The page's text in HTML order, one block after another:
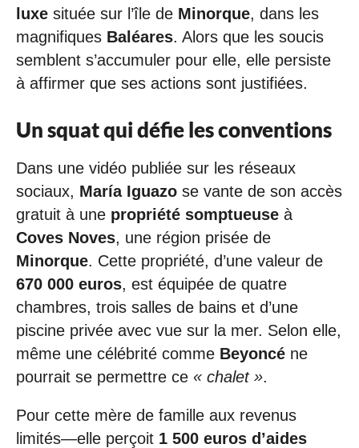
luxe située sur l’île de Minorque, dans les
magnifiques Baléares. Alors que les soucis
semblent s’accumuler pour elle, elle persiste
à affirmer que ses actions sont justifiées.
Un squat qui défie les conventions
Dans une vidéo publiée sur les réseaux
sociaux, María Iguazo se vante de son accès
gratuit à une propriété somptueuse à
Coves Noves, une région prisée de
Minorque. Cette propriété, d’une valeur de
670 000 euros, est équipée de quatre
chambres, trois salles de bains et d’une
piscine privée avec vue sur la mer. Selon elle,
même une célébrité comme Beyoncé ne
pourrait se permettre ce « chalet ».
Pour cette mère de famille aux revenus
limités—elle perçoit 1 500 euros d’aides